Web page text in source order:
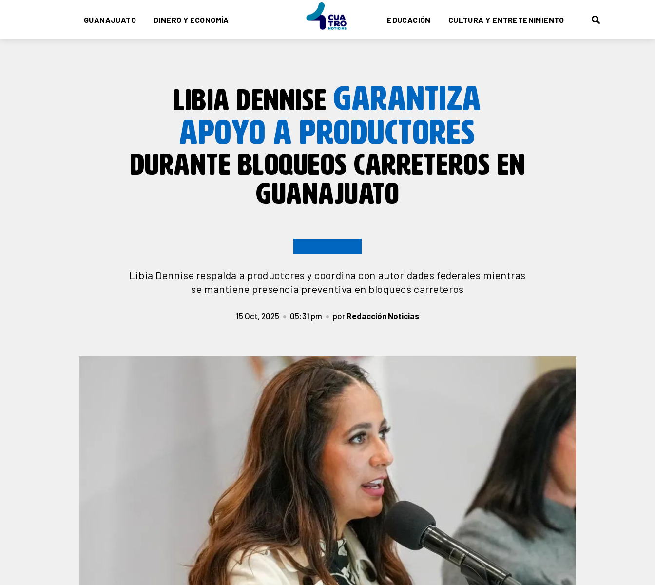
GUANAJUATO DINERO Y ECONOMÍA EDUCACIÓN CULTURA Y ENTRETENIMIENTO
LIBIA DENNISE GARANTIZA
APOYO A PRODUCTORES
DURANTE BLOQUEOS CARRETEROS EN
GUANAJUATO
Libia Dennise respalda a productores y coordina con autoridades federales mientras
se mantiene presencia preventiva en bloqueos carreteros
15 Oct, 2025 05:31 pm por Redacción Noticias